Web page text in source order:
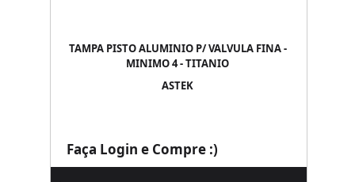
TAMPA PISTO ALUMINIO P/ VALVULA FINA -
MINIMO 4 - TITANIO
ASTEK
Faça Login e Compre :)